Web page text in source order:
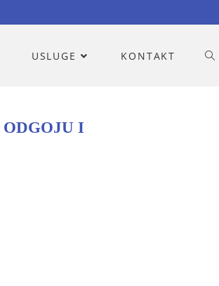
USLUGE KONTAKT
I